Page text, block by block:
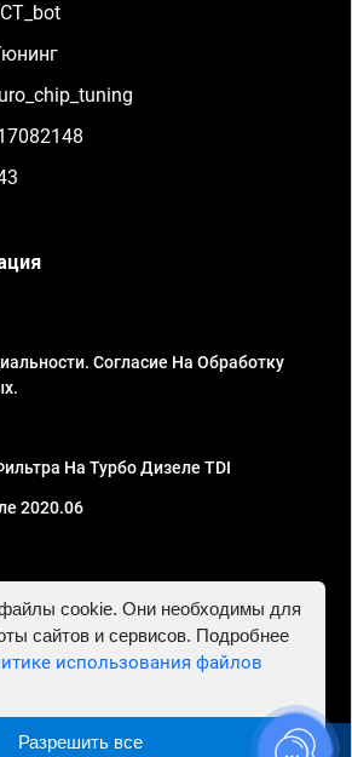
Согласие На Обработку
На Турбо Дизеле TDI
2020.06
Павлович. ИНН 781302555843,
в Брянске - Автосервис "Евро
cookie. Они необходимы для
сайтов и сервисов. Подробнее
использования файлов
Разрешить все